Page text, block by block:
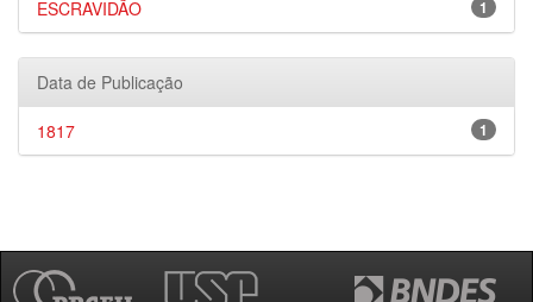
1
ESCRAVIDÃO
Data de Publicação
1
1817